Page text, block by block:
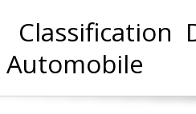
Classification
Automobile‎